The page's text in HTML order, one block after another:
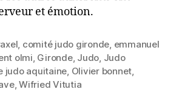
et émotion.
, comité judo gironde, emmanuel
olmi, Gironde, Judo, Judo
judo aquitaine, Olivier bonnet,
,Wifried Vitutia